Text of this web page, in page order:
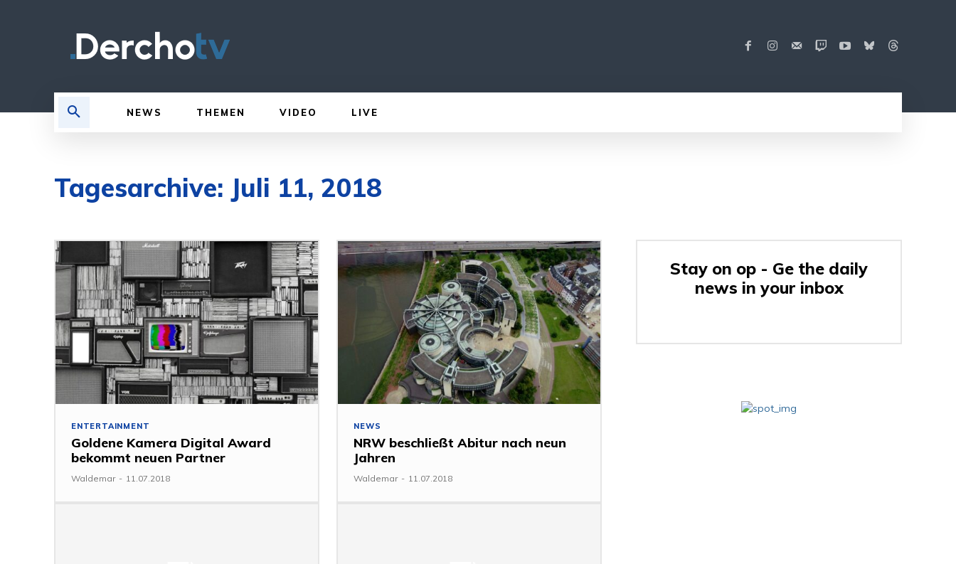
NEWS THEMEN VIDEO LIVE
Tagesarchive: Juli 11, 2018
ENTERTAINMENT
Goldene Kamera Digital Award
bekommt neuen Partner
Waldemar - 11.07.2018
NEWS
NRW beschließt Abitur nach neun
Jahren
Waldemar - 11.07.2018
Stay on op - Ge the daily
news in your inbox